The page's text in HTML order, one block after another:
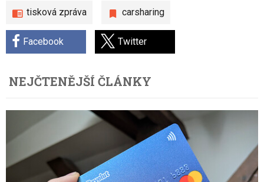
tisková zpráva carsharing
Facebook Twitter
NEJČTENĚJŠÍ ČLÁNKY